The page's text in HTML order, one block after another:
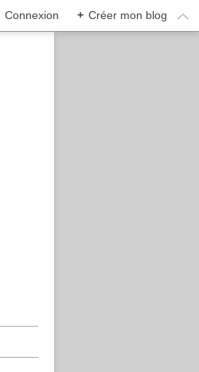
Connexion + Créer mon blog